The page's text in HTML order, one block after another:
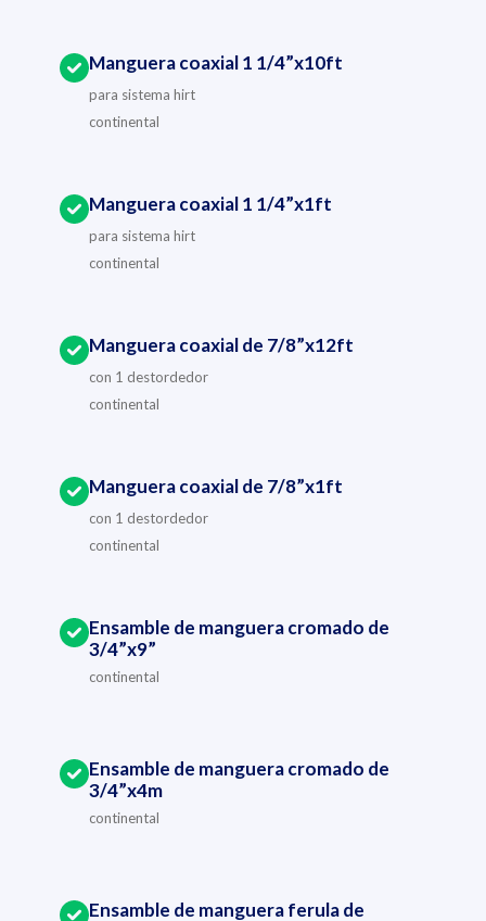
Manguera coaxial 1 1/4”x10ft
para sistema hirt
continental
Manguera coaxial 1 1/4”x1ft
para sistema hirt
continental
Manguera coaxial de 7/8”x12ft
con 1 destordedor
continental
Manguera coaxial de 7/8”x1ft
con 1 destordedor
continental
Ensamble de manguera cromado de
3/4”x9”
continental
Ensamble de manguera cromado de
3/4”x4m
continental
Ensamble de manguera ferula de